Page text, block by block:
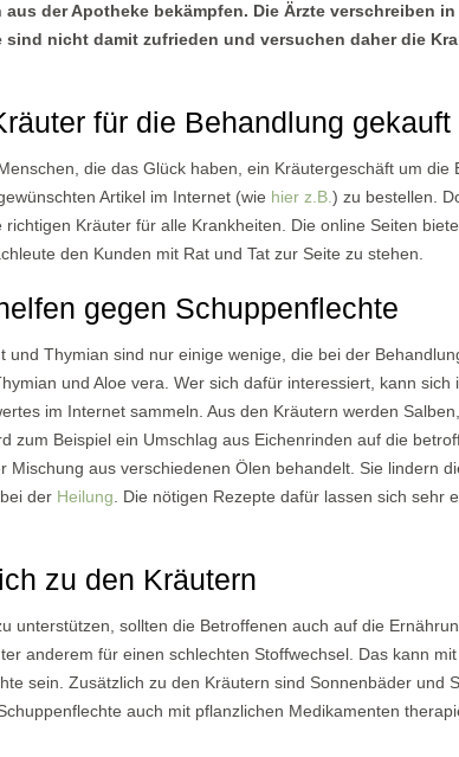
der Apotheke bekämpfen. Die Ärzte verschreiben
sind nicht damit zufrieden und versuchen daher die
für die Behandlung gekauft
die das Glück haben, ein Kräutergeschäft um die
Artikel im Internet (wie hier z.B. ) zu bestellen.
Kräuter für alle Krankheiten. Die online Seiten
den Kunden mit Rat und Tat zur Seite zu stehen.
gegen Schuppenflechte
und Thymian sind nur einige wenige, die bei der
und Aloe vera. Wer sich dafür interessiert, kann sich
im Internet sammeln. Aus den Kräutern werden
zum Beispiel ein Umschlag aus Eichenrinden auf die
Mischung aus verschiedenen Ölen behandelt. Sie lindern
der Heilung . Die nötigen Rezepte dafür lassen sich sehr
zu den Kräutern
unterstützen, sollten die Betroffenen auch auf die
anderem für einen schlechten Stoffwechsel. Das kann
sein. Zusätzlich zu den Kräutern sind Sonnenbäder und
auch mit pflanzlichen Medikamenten